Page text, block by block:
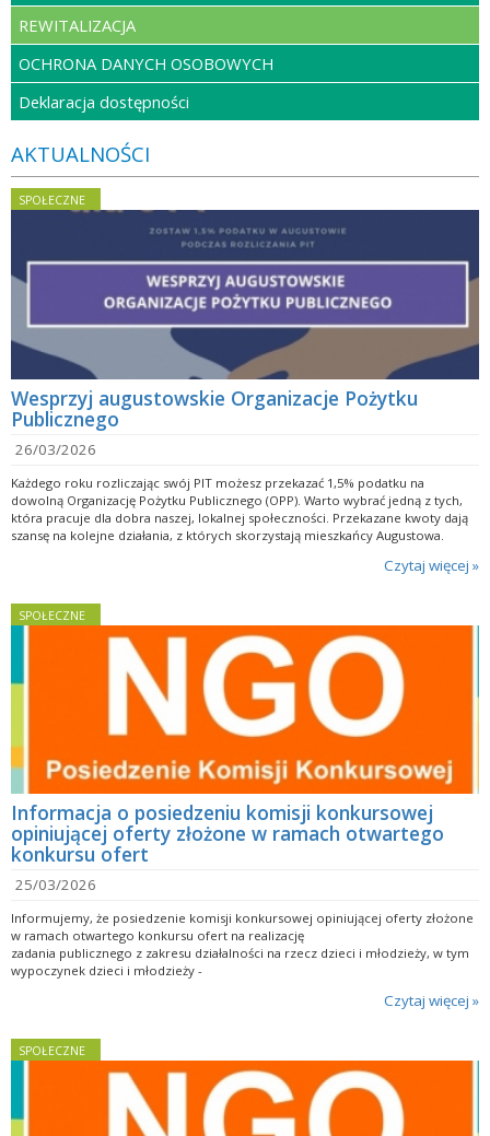
REWITALIZACJA
OCHRONA DANYCH OSOBOWYCH
Deklaracja dostępności
AKTUALNOŚCI
SPOŁECZNE
Wesprzyj augustowskie Organizacje Pożytku
Publicznego
26/03/2026
Każdego roku rozliczając swój PIT możesz przekazać 1,5% podatku na
dowolną Organizację Pożytku Publicznego (OPP). Warto wybrać jedną z tych,
która pracuje dla dobra naszej, lokalnej społeczności. Przekazane kwoty dają
szansę na kolejne działania, z których skorzystają mieszkańcy Augustowa.
Czytaj więcej »
SPOŁECZNE
Informacja o posiedzeniu komisji konkursowej
opiniującej oferty złożone w ramach otwartego
konkursu ofert
25/03/2026
Informujemy, że posiedzenie komisji konkursowej opiniującej oferty złożone
w ramach otwartego konkursu ofert na realizację
zadania publicznego z zakresu działalności na rzecz dzieci i młodzieży, w tym
wypoczynek dzieci i młodzieży -
Czytaj więcej »
SPOŁECZNE